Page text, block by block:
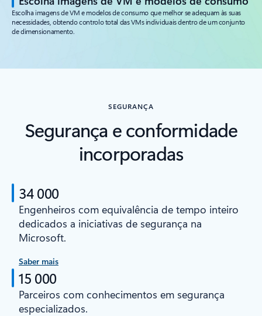
Escolha imagens de VM e modelos de consumo que melhor se adequam às suas
necessidades, obtendo controlo total das VMs individuais dentro de um conjunto
de dimensionamento.
SEGURANÇA
Segurança e conformidade
incorporadas
34 000
Engenheiros com equivalência de tempo inteiro
dedicados a iniciativas de segurança na
Microsoft.
Saber mais
15 000
Parceiros com conhecimentos em segurança
especializados.